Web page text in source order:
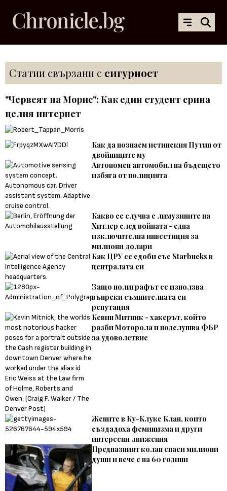
Статии свързани с сигурност
"Червеят на Морис": Как един студент срина
целия интернет
Как да познаем истинския Путин от
двойниците му
Автономен автомобил на бъдещето
избяга от полицията
Какво се случва с лимузините на
Хитлер след войната - една
изключителна инвестиция за
милиони долари
Как ЦРУ се сдоби със Starbucks в
централата си
Защо полиграфът се използва
въпреки съмнителната си
репутация
Кевин Митник - хакерът, който
разби Моторола и подслушва ФБР
за удоволствие
Жените в Ку-Клукс Клан, които
създадоха феминизма и други
интересни движения
Предпазният колан спаси милиони
души и вече е на 60 години